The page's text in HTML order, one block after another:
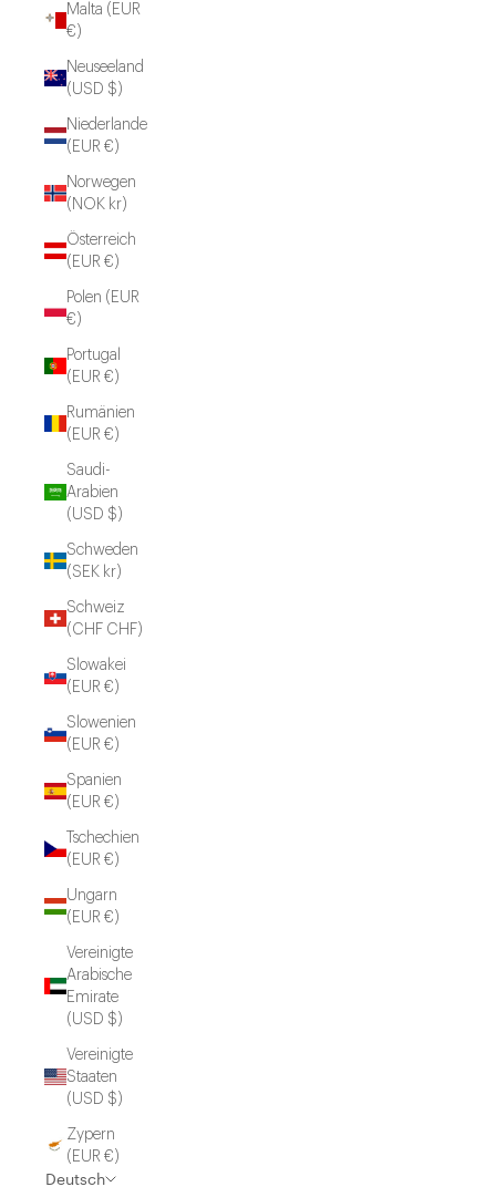
Malta (EUR
€)
Neuseeland
(USD $)
Niederlande
(EUR €)
Norwegen
(NOK kr)
Österreich
(EUR €)
Polen (EUR
€)
Portugal
(EUR €)
Rumänien
(EUR €)
Saudi-
Arabien
(USD $)
Schweden
(SEK kr)
Schweiz
(CHF CHF)
Slowakei
(EUR €)
Slowenien
(EUR €)
Spanien
(EUR €)
Tschechien
(EUR €)
Ungarn
(EUR €)
Vereinigte
Arabische
Emirate
(USD $)
Vereinigte
Staaten
(USD $)
Zypern
(EUR €)
Deutsch